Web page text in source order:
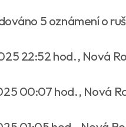
5 oznámení o
22:52 hod., Nová
00:07 hod., Nová